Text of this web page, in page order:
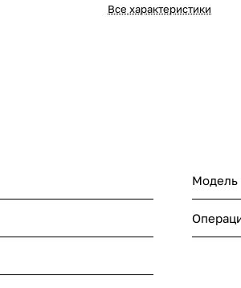
Все характеристики
Модель